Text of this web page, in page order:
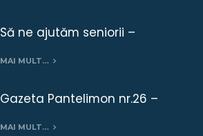
Să ne ajutăm seniorii –
MAI MULT…
Gazeta Pantelimon nr.26 –
MAI MULT…